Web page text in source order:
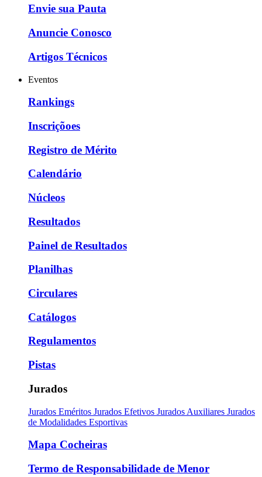
Envie sua Pauta
Anuncie Conosco
Artigos Técnicos
Eventos
Rankings
Inscriçõoes
Registro de Mérito
Calendário
Núcleos
Resultados
Painel de Resultados
Planilhas
Circulares
Catálogos
Regulamentos
Pistas
Jurados
Jurados Eméritos Jurados Efetivos Jurados Auxiliares Jurados
de Modalidades Esportivas
Mapa Cocheiras
Termo de Responsabilidade de Menor